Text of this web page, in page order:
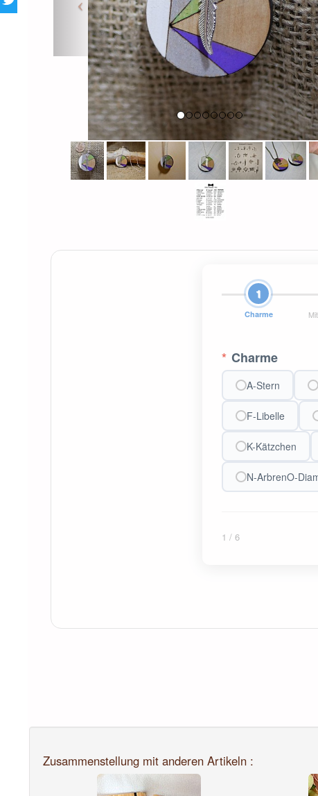
1
Charme
* Charme
A-Stern
F-Libelle
K-Kätzchen
N-ArbrenO-
1 / 6
Zusammenstellung mit anderen Artikeln :